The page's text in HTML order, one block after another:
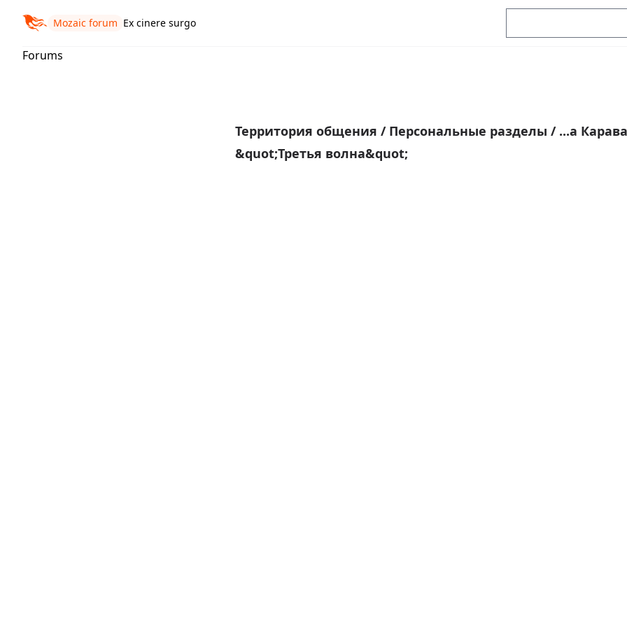
Mozaic forum Ex cinere surgo
Forums
Территория общения / Персональные разделы / ...а
&quot;Третья волна&quot;